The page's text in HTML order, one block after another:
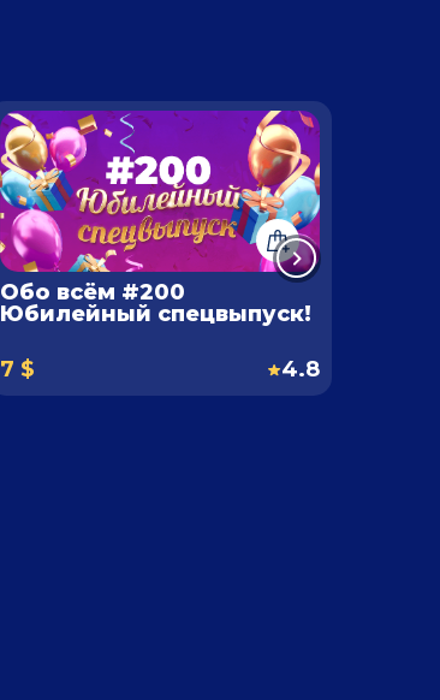
Обо всём #200
Юбилейный спецвыпуск!
7 $ 4.8